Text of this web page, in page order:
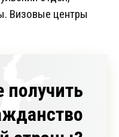
Визовые центры
получить